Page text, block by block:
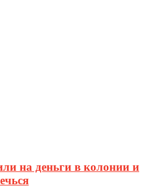
на деньги в колонии и